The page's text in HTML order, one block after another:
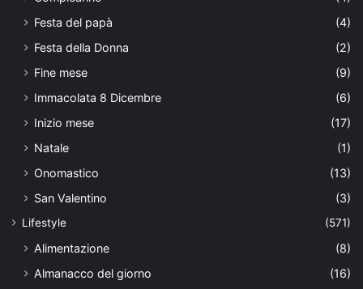
Festa del papà
(4)
Festa della Donna
(2)
Fine mese
(9)
Immacolata 8 Dicembre
(6)
Inizio mese
(17)
Natale
(1)
Onomastico
(13)
San Valentino
(3)
Lifestyle (571)
Alimentazione
(8)
Almanacco del giorno
(16)